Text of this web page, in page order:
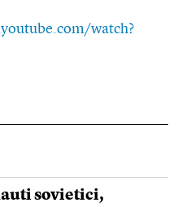
watch?
sovietici,